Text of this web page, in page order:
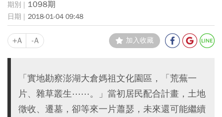
1098期
2018-01-04 09:48
+A -A 加入收藏
「實地勘察澎湖大倉媽祖文化園區，「荒蕪一
片、雜草叢生⋯⋯。」當初居民配合計畫，土地
徵收、遷墓，卻等來一片蕭瑟，未來還可能繼續